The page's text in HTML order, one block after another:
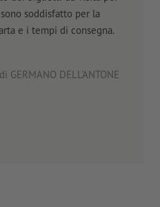
soddisfatto per la
e i tempi di consegna.
di GERMANO DELL'ANTONE